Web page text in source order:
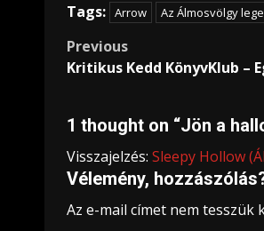
Tags: Arrow Az Álmosvölgy
Post
navigation
Previous
Kritikus Kedd KönyvKlub –
1 thought on “Jön a
Visszajelzés: Sleepy Hollow
Vélemény,
Az e-mail címet nem tesszük